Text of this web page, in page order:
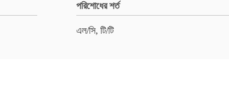
পরিশোধের শর্ত
এল/সি, টি/টি